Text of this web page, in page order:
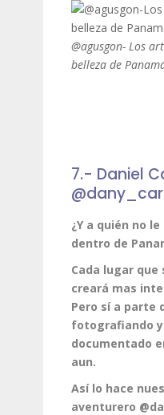
@agusgon- Los
belleza de
7.- Daniel
¿Y a quién no
dentro de
Cada lugar que
creará mas
Pero sí a parte
fotografiando
documentado
aun.
Así lo hace
aventurero